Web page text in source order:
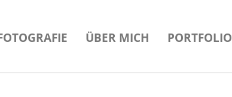
ÜBER MICH PORTFOLIO